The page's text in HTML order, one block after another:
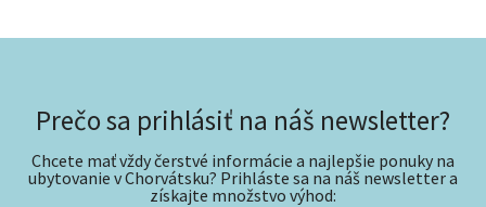
Prečo sa prihlásiť na náš newsletter?
Chcete mať vždy čerstvé informácie a najlepšie ponuky na
ubytovanie v Chorvátsku? Prihláste sa na náš newsletter a
získajte množstvo výhod: